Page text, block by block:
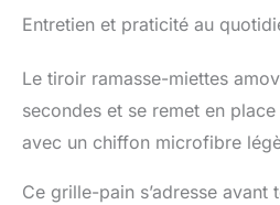
Entretien et praticité au
Le tiroir ramasse-miettes
secondes et se remet en
avec un chiffon microfibre
Ce grille-pain s’adresse avant